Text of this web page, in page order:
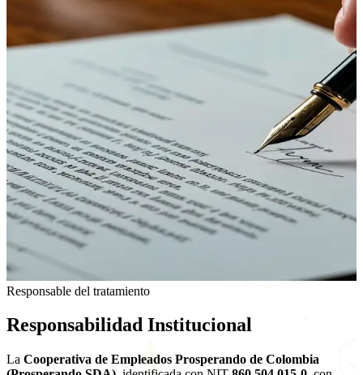
Responsable del tratamiento
Responsabilidad Institucional
La Cooperativa de Empleados Prosperando de Colombia